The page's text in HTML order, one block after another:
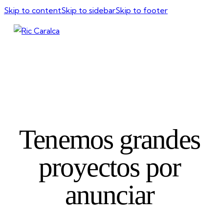
Skip to contentSkip to sidebarSkip to footer
Tenemos grandes
proyectos por
anunciar